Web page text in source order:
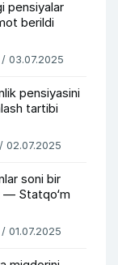
pensiyalar
berildi
03.07.2025
pensiyasini
tartibi
02.07.2025
soni bir
— Statqo‘m
01.07.2025